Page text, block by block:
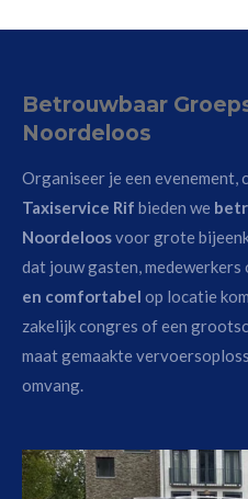
Betrouwbaar
Noordeloos
Organiseer je een evenement,
Taxiservice Rif bieden we
Noordeloosvoor grote
dat jouw gasten, medewerkers
en comfortabel op locatie
zakelijk congres of een
maat gemaakte
omvang.